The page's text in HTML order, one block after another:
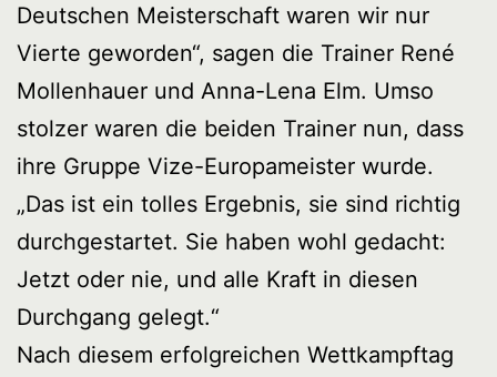
Deutschen Meisterschaft waren wir nur
Vierte geworden“, sagen die Trainer René
Mollenhauer und Anna-Lena Elm. Umso
stolzer waren die beiden Trainer nun, dass
ihre Gruppe Vize-Europameister wurde.
„Das ist ein tolles Ergebnis, sie sind richtig
durchgestartet. Sie haben wohl gedacht:
Jetzt oder nie, und alle Kraft in diesen
Durchgang gelegt.“
Nach diesem erfolgreichen Wettkampftag